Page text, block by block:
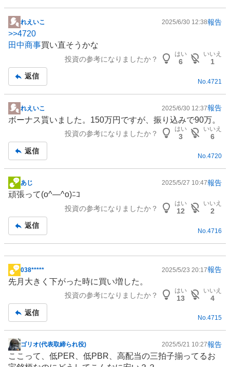
掲
示
板
れえいこ 2025/6/30 12:38報告
>>4720
田中商事買い直そうかな
投資の参考になりましたか？
はい
6
いいえ
1
返信
No. 4721
掲
示
事
れえいこ 2025/6/30 12:37報告
ボーナス貰いました。150万円ですが、振り込みで90万。
投資の参考になりましたか？
はい
3
いいえ
6
返信
No.4720
掲
示
事
あじ 2025/5/27 10:47報告
頑張って(o^―^o)ﾆｺ
投資の参考になりましたか？
はい
12
いいえ
2
返信
No. 4716
掲
示
事
038***** 2025/5/23 20:17報告
先月大きく下がった時に買い増した。
投資の参考になりましたか？
はい
13
いいえ
4
返信
No.4715
掲
示
ゴリオ(代表取締られ役) 2025/5/21 10:27報告
ここって、低PER、低PBR、高配当の三拍子揃ってるお